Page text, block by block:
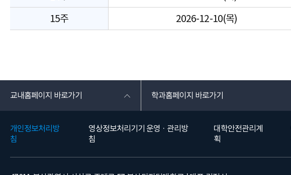
15주
2026-12-10(목)
교내홈페이지 바로가기 학과홈페이지 바로가기
개인정보처리방
침
영상정보처리기기 운영 · 관리방
침
대학안전관리계
획